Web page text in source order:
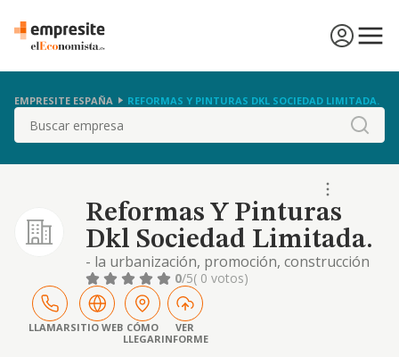
EMPRESITE ESPAÑA REFORMAS Y PINTURAS DKL SOCIEDAD LIMITADA.
Buscar
Reformas Y Pinturas
Dkl Sociedad Limitada.
- la urbanización, promoción, construcción
(incluyendo reformas y obras de albañilería),
explotación, compraventa y arrendamiento
de todo tipo de inmuebles, incluso de tipo
turístico. - compra y venta de vehículos y
automóviles para la construcción, sus
0/5( 0 votos)
LLAMARSITIO WEB CÓMO
LLEGAR
VER
INFORME